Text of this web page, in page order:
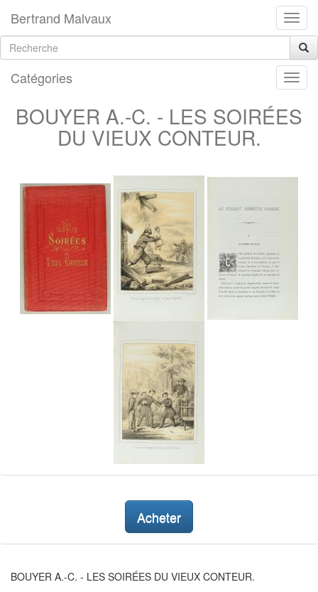
Bertrand Malvaux
Catégories
BOUYER A.-C. - LES SOIRÉES
DU VIEUX CONTEUR.
Acheter
BOUYER A.-C. - LES SOIRÉES DU VIEUX CONTEUR.